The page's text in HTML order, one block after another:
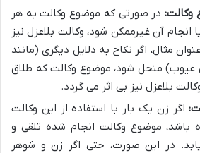
وکالت:در صورتی که موضوع وکالت به هر
انجام آن غیرممکن شود، وکالت بلاعزل نیز
مثال، اگر نکاح به دلایل دیگری (مانند
عیوب) منحل شود، موضوع وکالت که طلاق
بلاعزل نیز بی اثر می گردد.
اگر زن یک بار با استفاده از این وکالت
باشد، موضوع وکالت انجام شده تلقی و
در این صورت، حتی اگر زن و شوهر